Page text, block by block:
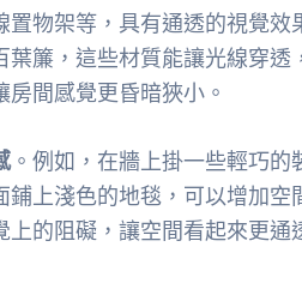
物架等，具有通透的視覺效
簾，這些材質能讓光線穿透
間感覺更昏暗狹小。
。例如，在牆上掛一些輕巧的
上淺色的地毯，可以增加空
的阻礙，讓空間看起來更通